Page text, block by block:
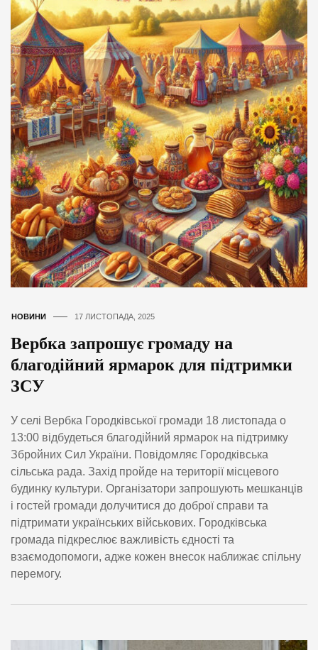
НОВИНИ 17 ЛИСТОПАДА, 2025
Вербка запрошує громаду на
благодійний ярмарок для підтримки
ЗСУ
У селі Вербка Городківської громади 18 листопада о
13:00 відбудеться благодійний ярмарок на підтримку
Збройних Сил України. Повідомляє Городківська
сільська рада. Захід пройде на території місцевого
будинку культури. Організатори запрошують мешканців
і гостей громади долучитися до доброї справи та
підтримати українських військових. Городківська
громада підкреслює важливість єдності та
взаємодопомоги, адже кожен внесок наближає спільну
перемогу.